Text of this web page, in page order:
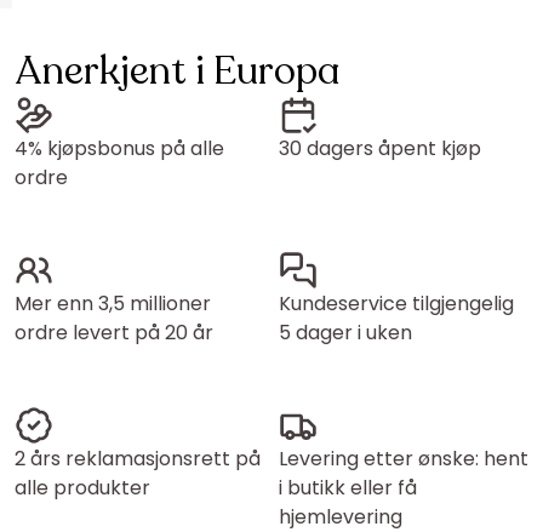
Anerkjent i Europa
4% kjøpsbonus på alle
ordre
30 dagers åpent kjøp
Mer enn 3,5 millioner
ordre levert på 20 år
Kundeservice tilgjengelig
5 dager i uken
2 års reklamasjonsrett på
alle produkter
Levering etter ønske: hent
i butikk eller få
hjemlevering